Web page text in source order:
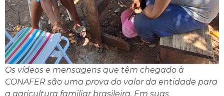
Os vídeos e mensagens que têm chegado à
CONAFER são uma prova do valor da entidade para
a agricultura familiar brasileira. Em suas